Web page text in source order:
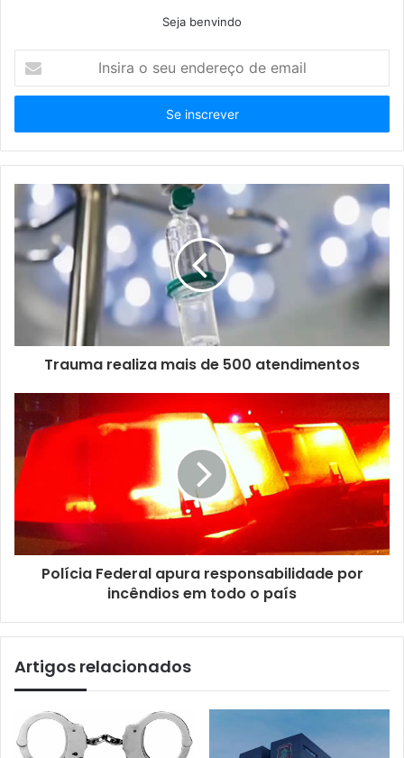
Seja benvindo
seu
de
email
Trauma realiza mais de 500 atendimentos
Polícia Federal apura responsabilidade por
incêndios em todo o país
Artigos relacionados